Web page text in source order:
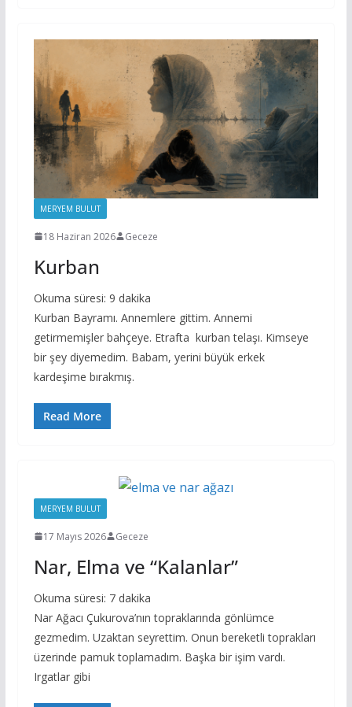
MERYEM BULUT
18 Haziran 2026 Geceze
Kurban
Okuma süresi: 9 dakika
Kurban Bayramı. Annemlere gittim. Annemi
getirmemişler bahçeye. Etrafta kurban telaşı. Kimseye
bir şey diyemedim. Babam, yerini büyük erkek
kardeşime bırakmış.
Read More
MERYEM BULUT
17 Mayıs 2026 Geceze
Nar, Elma ve “Kalanlar”
Okuma süresi: 7 dakika
Nar Ağacı Çukurova’nın topraklarında gönlümce
gezmedim. Uzaktan seyrettim. Onun bereketli toprakları
üzerinde pamuk toplamadım. Başka bir işim vardı.
Irgatlar gibi